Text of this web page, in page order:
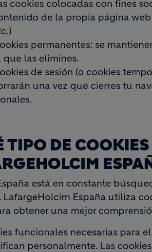
cookies colocadas con fines
de la propia página web
permanentes: se
que las elimines.
de sesión (o cookies
una vez que cierres tu
TIPO DE
está en constante
LafargeHolcim España utiliza
obtener una mejor
funcionales necesarias para
personalmente. Las